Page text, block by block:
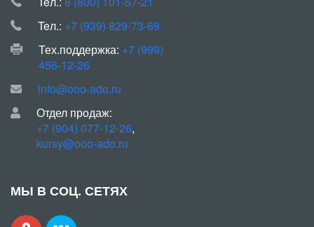
Teл.: +7 (939) 829-73-69
Тех.поддержка: +7 (999)
456-12-26
info@ooo-ado.ru
Отдел продаж:
+7 (904) 077-12-26,
kursy@ooo-ado.ru
МЫ В СОЦ. СЕТЯХ